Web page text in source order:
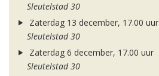
Sleutelstad 30
Zaterdag 13 december, 17.00 uur
Sleutelstad 30
Zaterdag 6 december, 17.00 uur
Sleutelstad 30